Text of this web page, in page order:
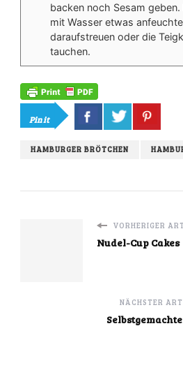
backen noch Sesam
mit Wasser etwas
daraufstreuen oder die
tauchen.
Pin it
HAMBURGER BRÖTCHEN
VORHERIGER
Nudel-Cup Cakes
NÄCHSTER